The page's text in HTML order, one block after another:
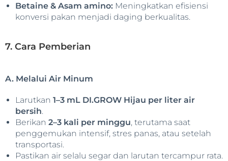
Betaine & Asam amino: Meningkatkan efisiensi
konversi pakan menjadi daging berkualitas.
7. Cara Pemberian
A. Melalui Air Minum
Larutkan 1–3 mL DI.GROW Hijau per liter air
bersih.
Berikan 2–3 kali per minggu, terutama saat
penggemukan intensif, stres panas, atau setelah
transportasi.
Pastikan air selalu segar dan larutan tercampur rata.